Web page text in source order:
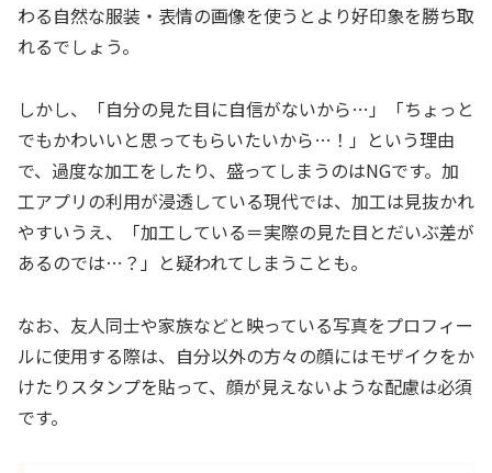
わる自然な服装・表情の画像を使うとより好印象を勝ち取
れるでしょう。
しかし、「自分の見た目に自信がないから…」「ちょっと
でもかわいいと思ってもらいたいから…！」という理由
で、過度な加工をしたり、盛ってしまうのはNGです。加
工アプリの利用が浸透している現代では、加工は見抜かれ
やすいうえ、「加工している＝実際の見た目とだいぶ差が
あるのでは…？」と疑われてしまうことも。
なお、友人同士や家族などと映っている写真をプロフィー
ルに使用する際は、自分以外の方々の顔にはモザイクをか
けたりスタンプを貼って、顔が見えないような配慮は必須
です。